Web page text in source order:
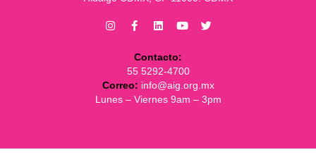
Contacto:
55 5292-4700
Correo: info@aig.org.mx
Lunes – Viernes 9am – 3pm